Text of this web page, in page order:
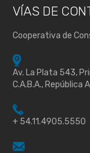
VÍAS DE
Cooperativa de
Av. La Plata 543,
C.A.B.A., República
+ 54.11.4905.5550